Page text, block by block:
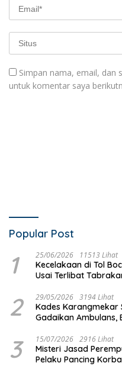
Simpan nama, email, dan
untuk komentar saya
Popular Post
1 25/06/2026 11513 Lihat
Kecelakaan di Tol
Usai Terlibat
2 29/05/2026 3194 Lihat
Kades Karangmekar
Gadaikan Ambulans,
3 15/07/2026 2916 Lihat
Misteri Jasad
Pelaku Pancing